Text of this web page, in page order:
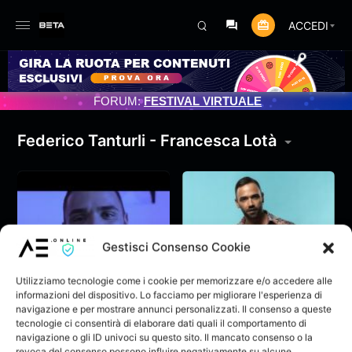
Gestisci Consenso Cookie
Utilizziamo tecnologie come i cookie per memorizzare e/o accedere alle
informazioni del dispositivo. Lo facciamo per migliorare l'esperienza di
navigazione e per mostrare annunci personalizzati. Il consenso a queste
tecnologie ci consentirà di elaborare dati quali il comportamento di
navigazione o gli ID univoci su questo sito. Il mancato consenso o la
ACCEDI
PROGRAMMATO 3/07/2025
FORUM:FESTIVAL VIRTUALE
Federico Tanturli - Francesca Lotà
OCCHI DI CIELO
LOCO POR TI